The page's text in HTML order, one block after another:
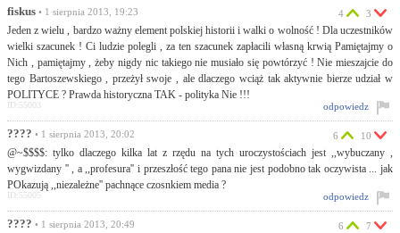
fiskus • 1 sierpnia 2013, 19:23
Jeden z wielu , bardzo ważny element polskiej historii i walki o wolność ! Dla uczestników
wielki szacunek ! Ci ludzie polegli , za ten szacunek zapłacili własną krwią Pamiętajmy o
Nich , pamiętajmy , żeby nigdy nic takiego nie musiało się powtórzyć ! Nie mieszajcie do
tego Bartoszewskiego , przeżył swoje , ale dlaczego wciąż tak aktywnie bierze udział w
POLITYCE ? Prawda historyczna TAK - polityka Nie !!!
4 3
odpowiedz
ID:55003
???? • 1 sierpnia 2013, 20:02
@~$$$$: tylko dlaczego kilka lat z rzędu na tych uroczystościach jest ,,wybuczany ,
wygwizdany '' , a ,,profesura'' i przeszłość tego pana nie jest podobno tak oczywista ... jak
POkazują ,,niezależne'' pachnące czosnkiem media ?
6 10
odpowiedz
ID:55005
???? • 1 sierpnia 2013, 20:49 6 7